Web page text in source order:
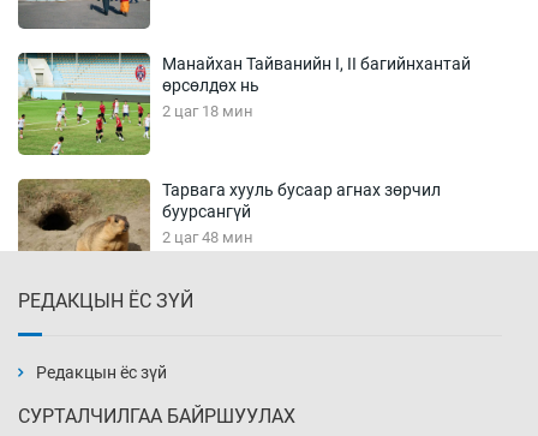
Манайхан Тайванийн I, II багийнхантай
өрсөлдөх нь
2 цаг 18 мин
Тарвага хууль бусаар агнах зөрчил
буурсангүй
2 цаг 48 мин
3 цаг 18 мин
РЕДАКЦЫН ЁС ЗҮЙ
Редакцын ёс зүй
СУРТАЛЧИЛГАА БАЙРШУУЛАХ